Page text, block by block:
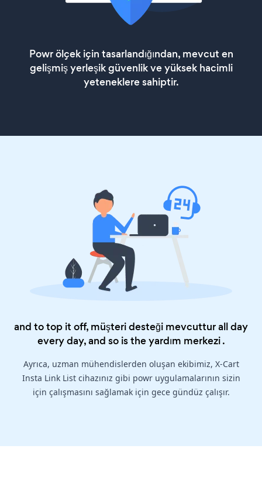
Powr ölçek için tasarlandığından, mevcut en
gelişmiş yerleşik güvenlik ve yüksek hacimli
yeteneklere sahiptir.
and to top it off, müşteri desteği mevcuttur all day
every day, and so is theyardım merkezi.
Ayrıca, uzman mühendislerden oluşan ekibimiz, X-Cart
Insta Link List cihazınız gibi powr uygulamalarının sizin
için çalışmasını sağlamak için gece gündüz çalışır.